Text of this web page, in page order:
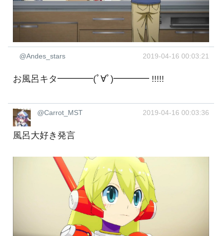
@Andes_stars 2019-04-16 00:03:21
お風呂キタ━━━━(ﾟ∀ﾟ)━━━━ !!!!!
@Carrot_MST 2019-04-16 00:03:36
風呂大好き発言